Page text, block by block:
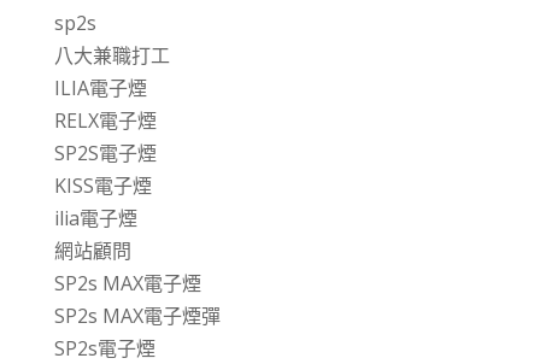
sp2s
八大兼職打工
ILIA電子煙
RELX電子煙
SP2S電子煙
KISS電子煙
ilia電子煙
網站顧問
SP2s MAX電子煙
SP2s MAX電子煙彈
SP2s電子煙